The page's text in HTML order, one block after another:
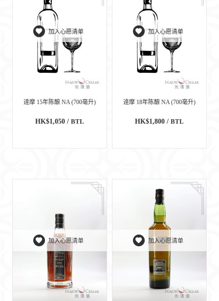
加入心愿清单
逹摩 15年陈酿 NA (700毫升)
HK$1,050 / BTL
加入心愿清单
逹摩 18年陈酿 NA (700毫升)
HK$1,800 / BTL
加入心愿清单 加入心愿清单